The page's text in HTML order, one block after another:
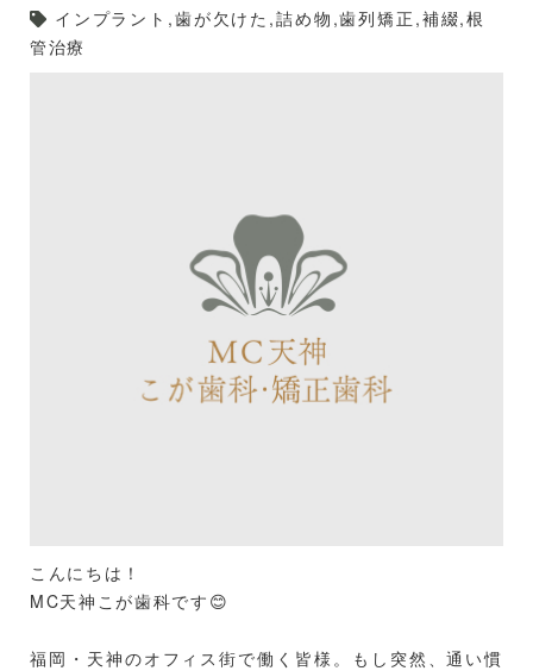
インプラント,歯が欠けた,詰め物,歯列矯正,補綴,根
管治療
こんにちは！
MC天神こが歯科です😊
福岡・天神のオフィス街で働く皆様。もし突然、通い慣